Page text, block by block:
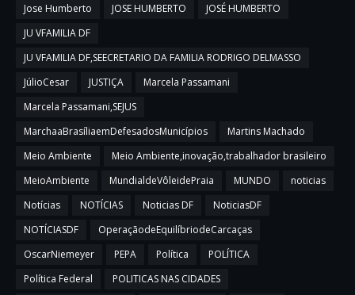
Jose Humberto
JOSE HUMBERTO
JOSÉ HUMBERTO
JU VFAMILIA DF
JU VFAMILIA DF,SEECRETARIO DA FAMILIA RODRIGO DELMASSO
JúlioCesar
JUSTIÇA
Marcela Passamani
Marcela Passamani,SEJUS
MarchaaBrasíliaemDefesadosMunicípios
Martins Machado
Meio Ambiente
Meio Ambiente,inovação,trabalhador brasileiro
MeioAmbiente
MundialdeVôleidePraia MUNDO
noticias
Notícias
NOTÍCIAS Noticias DF
NoticiasDF
NOTÍCIASDF
OperaçãodeEquilíbriodeCarcaças
OscarNiemeyer
PEPA Política
POLÍTICA
Política Federal
POLITICAS NAS CIDADES